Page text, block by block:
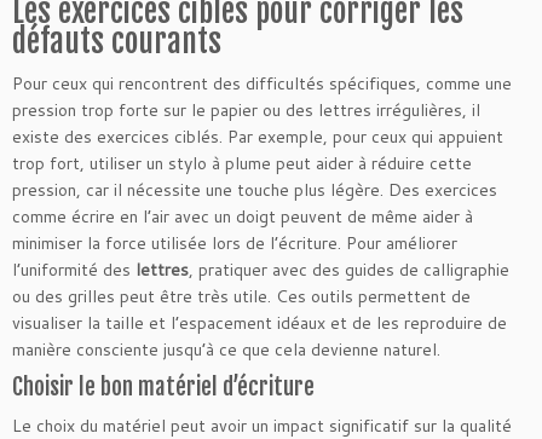
Les exercices ciblés pour corriger les
défauts courants
Pour ceux qui rencontrent des difficultés spécifiques, comme une
pression trop forte sur le papier ou des lettres irrégulières, il
existe des exercices ciblés. Par exemple, pour ceux qui appuient
trop fort, utiliser un stylo à plume peut aider à réduire cette
pression, car il nécessite une touche plus légère. Des exercices
comme écrire en l’air avec un doigt peuvent de même aider à
minimiser la force utilisée lors de l’écriture. Pour améliorer
l’uniformité des lettres, pratiquer avec des guides de calligraphie
ou des grilles peut être très utile. Ces outils permettent de
visualiser la taille et l’espacement idéaux et de les reproduire de
manière consciente jusqu’à ce que cela devienne naturel.
Choisir le bon matériel d’écriture
Le choix du matériel peut avoir un impact significatif sur la qualité